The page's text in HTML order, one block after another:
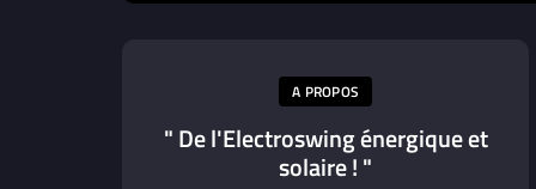
A PROPOS
" De l'Electroswing énergique et
solaire ! "